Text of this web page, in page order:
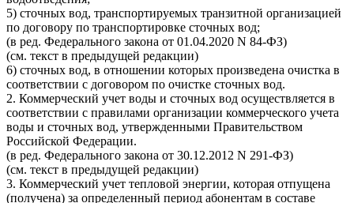
5) сточных вод, транспортируемых транзитной организацией
по договору по транспортировке сточных вод;
(в ред. Федерального закона от 01.04.2020 N 84-ФЗ)
(см. текст в предыдущей редакции)
6) сточных вод, в отношении которых произведена очистка в
соответствии с договором по очистке сточных вод.
2. Коммерческий учет воды и сточных вод осуществляется в
соответствии с правилами организации коммерческого учета
воды и сточных вод, утвержденными Правительством
Российской Федерации.
(в ред. Федерального закона от 30.12.2012 N 291-ФЗ)
(см. текст в предыдущей редакции)
3. Коммерческий учет тепловой энергии, которая отпущена
(получена) за определенный период абонентам в составе